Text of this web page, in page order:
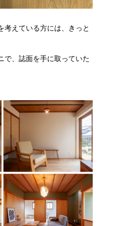
考えている方には、きっと
で、誌面を手に取っていた